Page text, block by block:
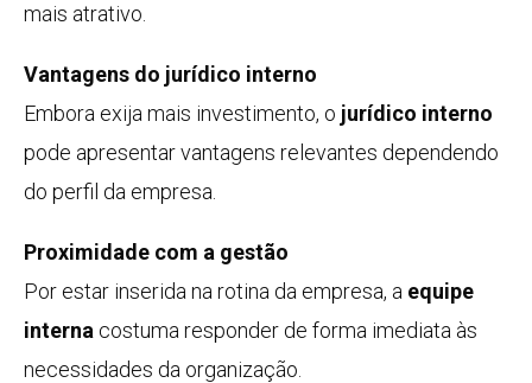
mais atrativo.
Vantagens do jurídico interno
Embora exija mais investimento, o jurídico interno
pode apresentar vantagens relevantes dependendo
do perfil da empresa.
Proximidade com a gestão
Por estar inserida na rotina da empresa, a equipe
interna costuma responder de forma imediata às
necessidades da organização.